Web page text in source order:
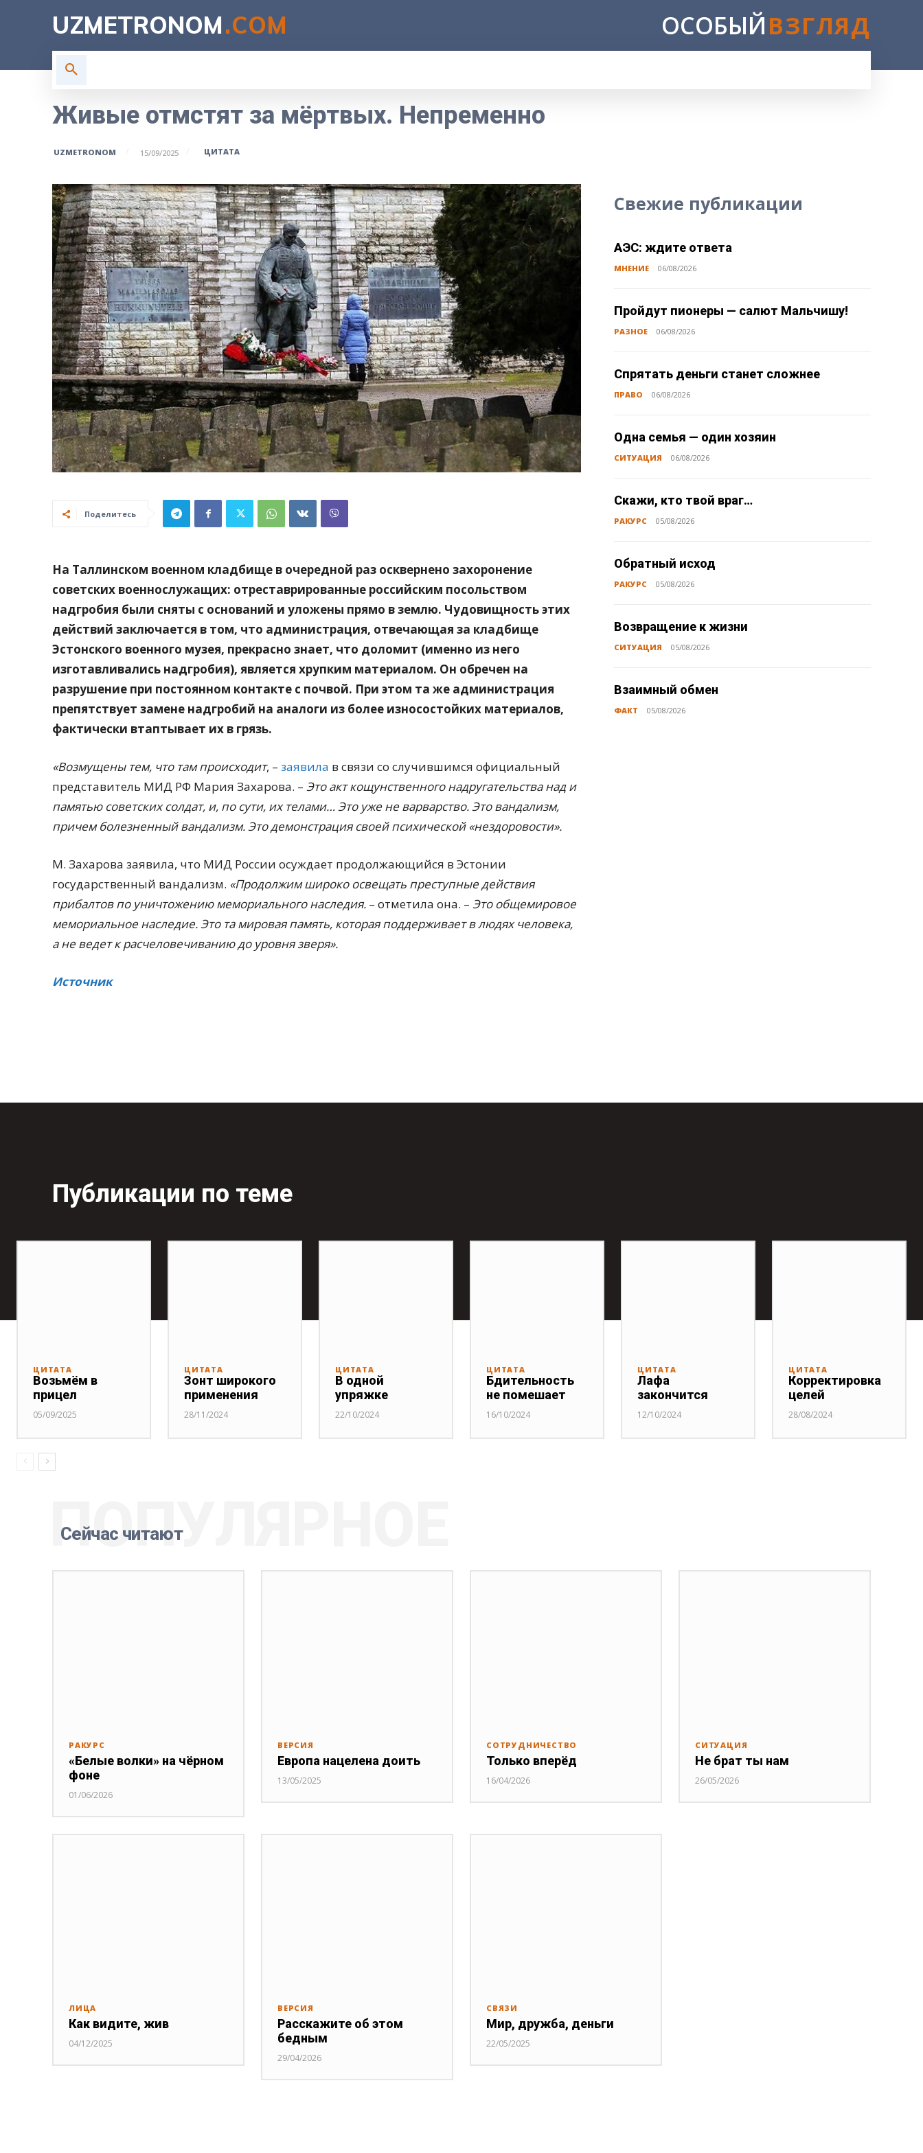
UZMETRONOM.COM ОСОБЫЙВЗГЛЯД
Живые отмстят за мёртвых. Непременно
UZMETRONOM 15/09/2025 ЦИТАТА
Поделитесь
На Таллинском военном кладбище в очередной раз осквернено захоронение
советских военнослужащих: отреставрированные российским посольством
надгробия были сняты с оснований и уложены прямо в землю. Чудовищность этих
действий заключается в том, что администрация, отвечающая за кладбище
Эстонского военного музея, прекрасно знает, что доломит (именно из него
изготавливались надгробия), является хрупким материалом. Он обречен на
разрушение при постоянном контакте с почвой. При этом та же администрация
препятствует замене надгробий на аналоги из более износостойких материалов,
фактически втаптывает их в грязь.
«Возмущены тем, что там происходит, – заявила в связи со случившимся официальный
представитель МИД РФ Мария Захарова. – Это акт кощунственного надругательства над и
памятью советских солдат, и, по сути, их телами… Это уже не варварство. Это вандализм,
причем болезненный вандализм. Это демонстрация своей психической «нездоровости».
М. Захарова заявила, что МИД России осуждает продолжающийся в Эстонии
государственный вандализм. «Продолжим широко освещать преступные действия
прибалтов по уничтожению мемориального наследия. – отметила она. – Это общемировое
мемориальное наследие. Это та мировая память, которая поддерживает в людях человека,
а не ведет к расчеловечиванию до уровня зверя».
Источник
Свежие публикации
АЭС: ждите ответа
МНЕНИЕ 06/08/2026
Пройдут пионеры — салют Мальчишу!
РАЗНОЕ 06/08/2026
Спрятать деньги станет сложнее
ПРАВО 06/08/2026
Одна семья — один хозяин
СИТУАЦИЯ 06/08/2026
Скажи, кто твой враг…
РАКУРС 05/08/2026
Обратный исход
РАКУРС 05/08/2026
Возвращение к жизни
СИТУАЦИЯ 05/08/2026
Взаимный обмен
ФАКТ 05/08/2026
Публикации по теме
ЦИТАТА
Возьмём в
прицел
05/09/2025
ЦИТАТА
Зонт широкого
применения
28/11/2024
ЦИТАТА
В одной
упряжке
22/10/2024
ЦИТАТА
Бдительность
не помешает
16/10/2024
ЦИТАТА
Лафа
закончится
12/10/2024
ЦИТАТА
Корректировка
целей
28/08/2024
Сейчас читают
ПОПУЛЯРНОЕ
РАКУРС
«Белые волки» на чёрном
фоне
01/06/2026
ВЕРСИЯ
Европа нацелена доить
13/05/2025
СОТРУДНИЧЕСТВО
Только вперёд
16/04/2026
СИТУАЦИЯ
Не брат ты нам
26/05/2026
ЛИЦА
Как видите, жив
04/12/2025
ВЕРСИЯ
Расскажите об этом
бедным
29/04/2026
СВЯЗИ
Мир, дружба, деньги
22/05/2025